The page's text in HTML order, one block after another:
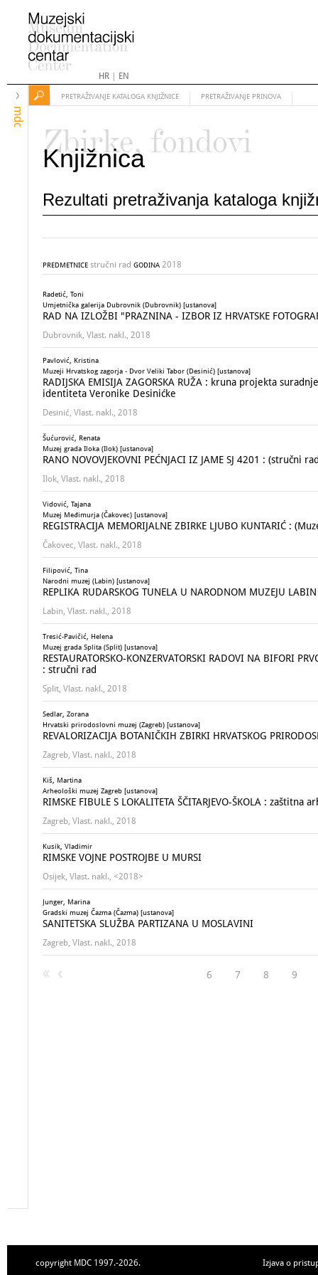
HR| EN
mdc
PRETRAŽIVANJE KATALOGA KNJIŽNICE PRETRAŽIVANJE PRINOVA
Zbirke, fondovi
Knjižnica
Rezultati pretraživanja kataloga
PREDMETNICE stručni rad GODINA 2018
Radetić, Toni
Umjetnička galerija Dubrovnik (Dubrovnik) [ustanova]
RAD NA IZLOŽBI "PRAZNINA - IZBOR IZ HRVATSKE
Dubrovnik, Vlast. nakl., 2018
Pavlović, Kristina
Muzeji Hrvatskog zagorja - Dvor Veliki Tabor (Desinić) [ustanova]
RADIJSKA EMISIJA ZAGORSKA RUŽA : kruna projekta
identiteta Veronike Desinićke
Desinić, Vlast. nakl., 2018
Šućurović, Renata
Muzej grada Iloka (Ilok) [ustanova]
RANO NOVOVJEKOVNI PEĆNJACI IZ JAME SJ 4201 :
Ilok, Vlast. nakl., 2018
Vidović, Tajana
Muzej Međimurja (Čakovec) [ustanova]
REGISTRACIJA MEMORIJALNE ZBIRKE LJUBO KUNTARIĆ :
Čakovec, Vlast. nakl., 2018
Filipović, Tina
Narodni muzej (Labin) [ustanova]
REPLIKA RUDARSKOG TUNELA U NARODNOM MUZEJU
Labin, Vlast. nakl., 2018
Tresić-Pavičić, Helena
Muzej grada Splita (Split) [ustanova]
RESTAURATORSKO-KONZERVATORSKI RADOVI NA BIFORI
: stručni rad
Split, Vlast. nakl., 2018
Sedlar, Zorana
Hrvatski prirodoslovni muzej (Zagreb) [ustanova]
REVALORIZACIJA BOTANIČKIH ZBIRKI HRVATSKOG
Zagreb, Vlast. nakl., 2018
Kiš, Martina
Arheološki muzej Zagreb [ustanova]
RIMSKE FIBULE S LOKALITETA ŠČITARJEVO-ŠKOLA :
Zagreb, Vlast. nakl., 2018
Kusik, Vladimir
RIMSKE VOJNE POSTROJBE U MURSI
Osijek, Vlast. nakl., <2018>
Junger, Marina
Gradski muzej Čazma (Čazma) [ustanova]
SANITETSKA SLUŽBA PARTIZANA U MOSLAVINI
Zagreb, Vlast. nakl., 2018
6 7 8 9
copyright MDC 1997.-2026. Izjava o